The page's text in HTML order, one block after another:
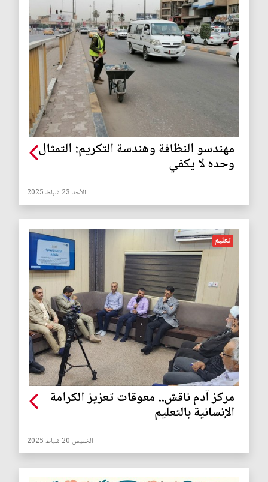
مهندسو النظافة وهندسة التكريم: التمثال
وحده لا يكفي
الأحد 23 شباط 2025
تعليم
مركز آدم ناقش.. معوقات تعزيز الكرامة
الإنسانية بالتعليم
الخميس 20 شباط 2025